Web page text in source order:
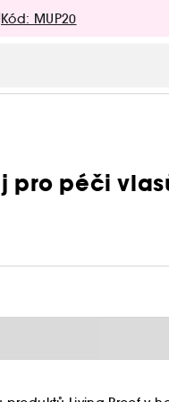
Kód: MUP20
pro péči